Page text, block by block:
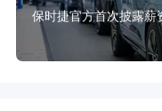
保时捷官方首次披露薪